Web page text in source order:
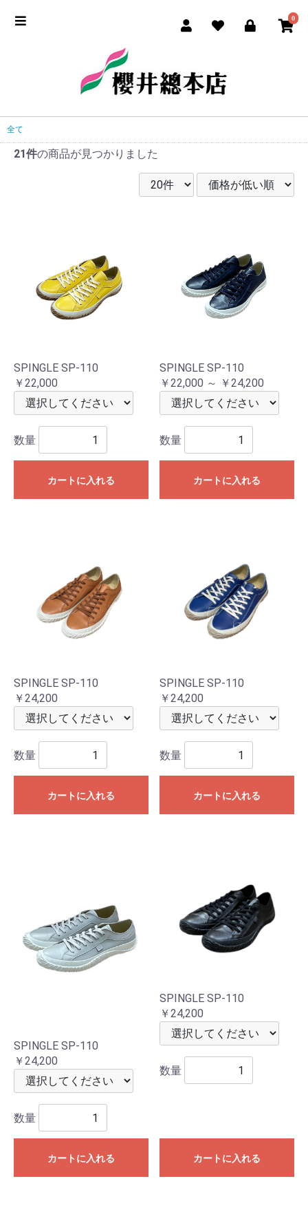
0
全て
21件の商品が見つかりました
SPINGLE SP-110
￥22,000
数量
カートに入れる
SPINGLE SP-110
￥22,000 ～ ￥24,200
数量
カートに入れる
SPINGLE SP-110
￥24,200
数量
カートに入れる
SPINGLE SP-110
￥24,200
数量
カートに入れる
SPINGLE SP-110
￥24,200
数量
カートに入れる
SPINGLE SP-110
￥24,200
数量
カートに入れる